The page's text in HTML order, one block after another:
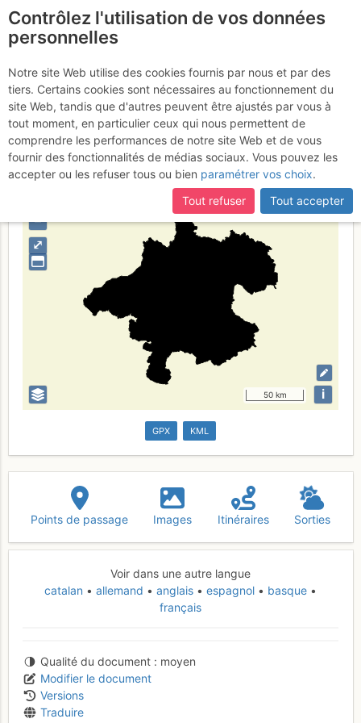
Alta Austria
Type de région limite administrative
⤢
–
50 km i
GPX KML
Points de passage Images Itinéraires Sorties
Voir dans une autre langue
catalan
allemand anglais espagnol
basque
français
Qualité du document
moyen
Modifier le document
Versions
Traduire
Contrôlez l'utilisation de vos données
personnelles
Notre site Web utilise des cookies fournis par nous et par des
tiers. Certains cookies sont nécessaires au fonctionnement du
site Web, tandis que d'autres peuvent être ajustés par vous à
tout moment, en particulier ceux qui nous permettent de
comprendre les performances de notre site Web et de vous
fournir des fonctionnalités de médias sociaux. Vous pouvez les
accepter ou les refuser tous ou bien paramétrer vos choix.
Tout refuser
Tout accepter